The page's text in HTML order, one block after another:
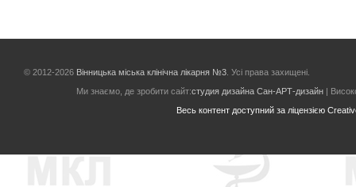
© 2012-2026 Вінницька міська клінічна лікарня №3 . Усі права захищені.
Ми знаємо, де зробити сайт:студия дизайна Сан-АРТ-дизайн|
Весь контент доступний за ліцензією